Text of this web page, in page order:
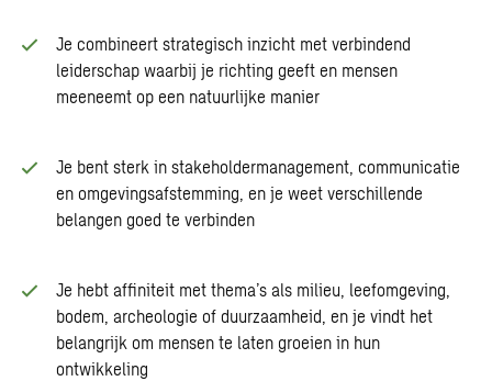
Je combineert strategisch inzicht met verbindend
leiderschap waarbij je richting geeft en mensen
meeneemt op een natuurlijke manier
Je bent sterk in stakeholdermanagement, communicatie
en omgevingsafstemming, en je weet verschillende
belangen goed te verbinden
Je hebt affiniteit met thema’s als milieu, leefomgeving,
bodem, archeologie of duurzaamheid, en je vindt het
belangrijk om mensen te laten groeien in hun
ontwikkeling